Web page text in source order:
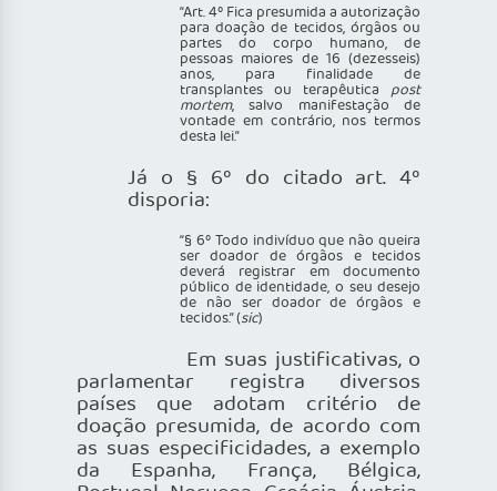
“Art. 4º Fica presumida a autorização
para doação de tecidos, órgãos ou
partes do corpo humano, de
pessoas maiores de 16 (dezesseis)
anos, para finalidade de
transplantes ou terapêuticapost
mortem, salvo manifestação de
vontade em contrário, nos termos
desta lei.”
Já o § 6º do citado art. 4º
disporia:
“§ 6º Todo indivíduo que não queira
ser doador de órgãos e tecidos
deverá registrar em documento
público de identidade, o seu desejo
de não ser doador de órgãos e
tecidos.” (sic)
Em suas justificativas, o
parlamentar registra diversos
países que adotam critério de
doação presumida, de acordo com
as suas especificidades, a exemplo
da Espanha, França, Bélgica,